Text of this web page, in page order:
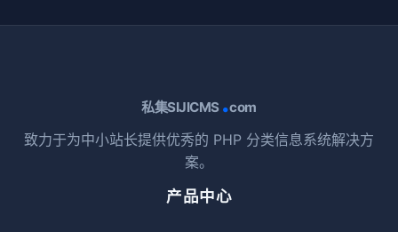
私集SIJICMS .com
致力于为中小站长提供优秀的 PHP 分类信息系统解决方
案。
产品中心